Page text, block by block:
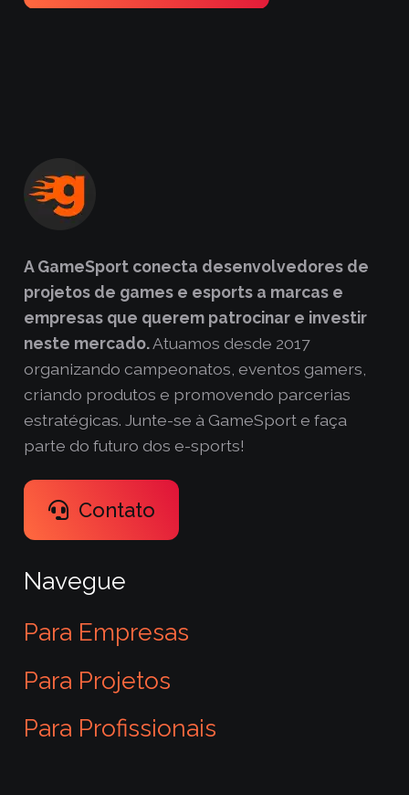
A GameSport conecta desenvolvedores de
projetos de games e esports a marcas e
empresas que querem patrocinar e investir
neste mercado.Atuamos desde 2017
organizando campeonatos, eventos gamers,
criando produtos e promovendo parcerias
estratégicas. Junte-se à GameSport e faça
parte do futuro dos e-sports!
Contato
Navegue
Para Empresas
Para Projetos
Para Profissionais